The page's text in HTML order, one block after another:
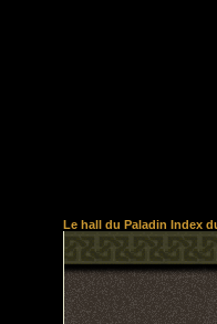
Le hall du Paladin Index